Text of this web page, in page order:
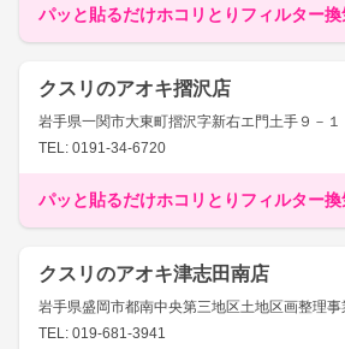
パッと貼るだけホコリとりフィルター
クスリのアオキ摺沢店
岩手県一関市大東町摺沢字新右エ門土手９－１
TEL: 0191-34-6720
パッと貼るだけホコリとりフィルター
クスリのアオキ津志田南店
岩手県盛岡市都南中央第三地区土地区画整理事
TEL: 019-681-3941